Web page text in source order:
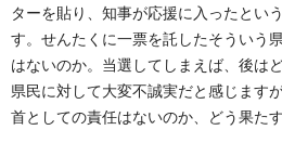
ターを貼り、知事が応援に入ったとい
す。せんたくに一票を託したそういう
はないのか。当選してしまえば、後は
県民に対して大変不誠実だと感じます
首としての責任はないのか、どう果た